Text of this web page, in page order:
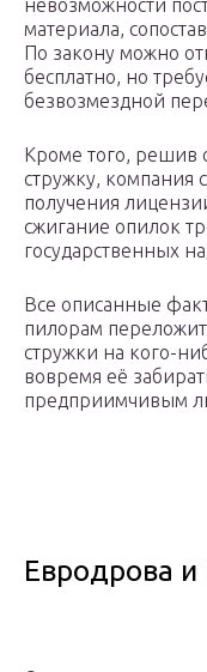
невозможности
материала,
По закону можно
бесплатно, но
безвозмездной
Кроме того, решив
стружку, компания
получения
сжигание опилок
государственных
Все описанные
пилорам
стружки на кого-
вовремя её
предприимчивым
Евродрова